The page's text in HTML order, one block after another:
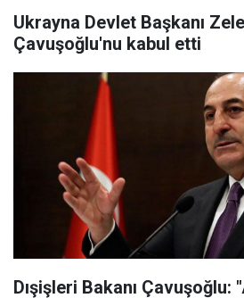
Ukrayna Devlet Başkanı
Çavuşoğlu'nu kabul etti
Dışişleri Bakanı Çavuşoğlu: